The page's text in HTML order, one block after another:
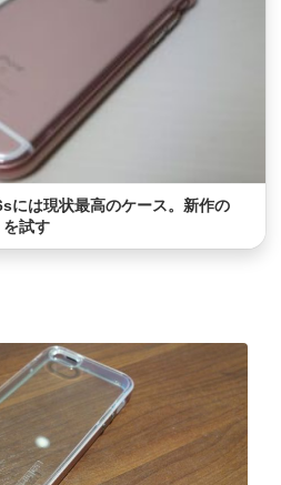
には現状最高のケース。新作の
を試す